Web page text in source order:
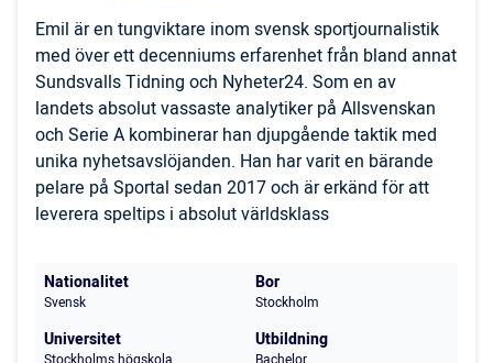
Emil är en tungviktare inom svensk sportjournalistik
med över ett decenniums erfarenhet från bland annat
Sundsvalls Tidning och Nyheter24. Som en av
landets absolut vassaste analytiker på Allsvenskan
och Serie A kombinerar han djupgående taktik med
unika nyhetsavslöjanden. Han har varit en bärande
pelare på Sportal sedan 2017 och är erkänd för att
leverera speltips i absolut världsklass
Nationalitet
Svensk
Bor
Stockholm
Universitet Utbildning